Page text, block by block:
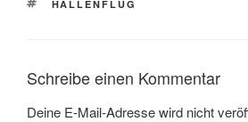
SCHLAGWÖRTER
HALLENFLUG
Schreibe einen Kommentar
Deine E-Mail-Adresse wird nicht